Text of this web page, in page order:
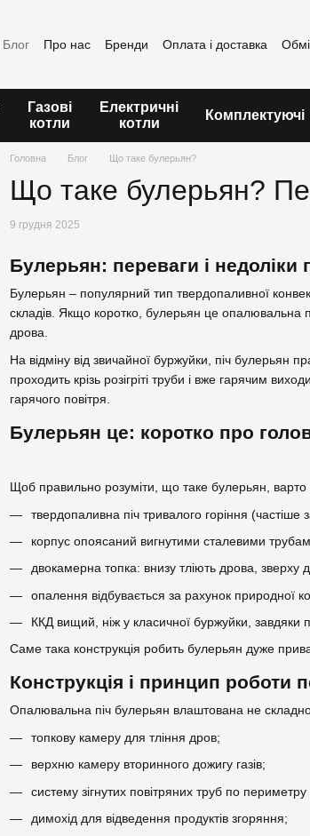
Блог Про нас Бренди Оплата і доставка
Газові
котли
Електричні
котли
Комплектуючі
Головна Блог Що таке булерьян?
Що таке булерьян?
9 грудня 2025
Булерьян: переваги і недоліки
Булерьян – популярний тип твердопаливної
складів. Якщо коротко, булерьян це опалювальна
дрова.
На відміну від звичайної буржуйки, піч булерьян
проходить крізь розігріті труби і вже гарячим
гарячого повітря.
Булерьян це: коротко про
Щоб правильно розуміти, що таке булерьян, варто
твердопаливна піч тривалого горіння (частіше
корпус опоясаний вигнутими сталевими
двокамерна топка: внизу тліють дрова, зверху
опалення відбувається за рахунок природної
ККД вищий, ніж у класичної буржуйки,
Саме така конструкція робить булерьян дуже
Конструкція і принцип роботи
Опалювальна піч булерьян влаштована не
топкову камеру для тління дров;
верхню камеру вторинного дожигу газів;
систему зігнутих повітряних труб по периметру
димохід для відведення продуктів згоряння;